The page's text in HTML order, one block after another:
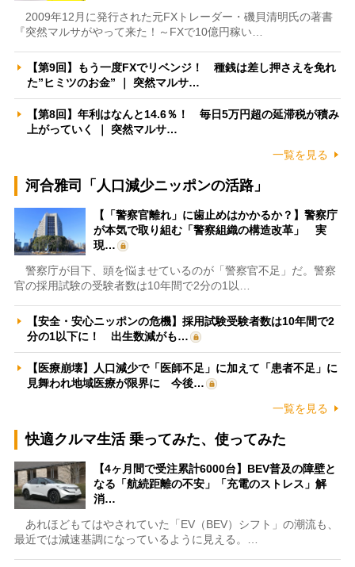
2009年12月に発行された元FXトレーダー・磯貝清明氏の著書
『突然マルサがやって来た！～FXで10億円稼い…
【第9回】もう一度FXでリベンジ！ 種銭は差し押さえを免れ
た”ヒミツのお金” ｜ 突然マルサ…
【第8回】年利はなんと14.6％！ 毎日5万円超の延滞税が積み
上がっていく ｜ 突然マルサ…
一覧を見る
河合雅司「人口減少ニッポンの活路」
【「警察官離れ」に歯止めはかかるか？】警察庁
が本気で取り組む「警察組織の構造改革」 実
現…
警察庁が目下、頭を悩ませているのが「警察官不足」だ。警察
官の採用試験の受験者数は10年間で2分の1以…
【安全・安心ニッポンの危機】採用試験受験者数は10年間で2
分の1以下に！ 出生数減がも…
【医療崩壊】人口減少で「医師不足」に加えて「患者不足」に
見舞われ地域医療が限界に 今後…
一覧を見る
快適クルマ生活 乗ってみた、使ってみた
【4ヶ月間で受注累計6000台】BEV普及の障壁と
なる「航続距離の不安」「充電のストレス」解
消…
あれほどもてはやされていた「EV（BEV）シフト」の潮流も、
最近では減速基調になっているように見える。…